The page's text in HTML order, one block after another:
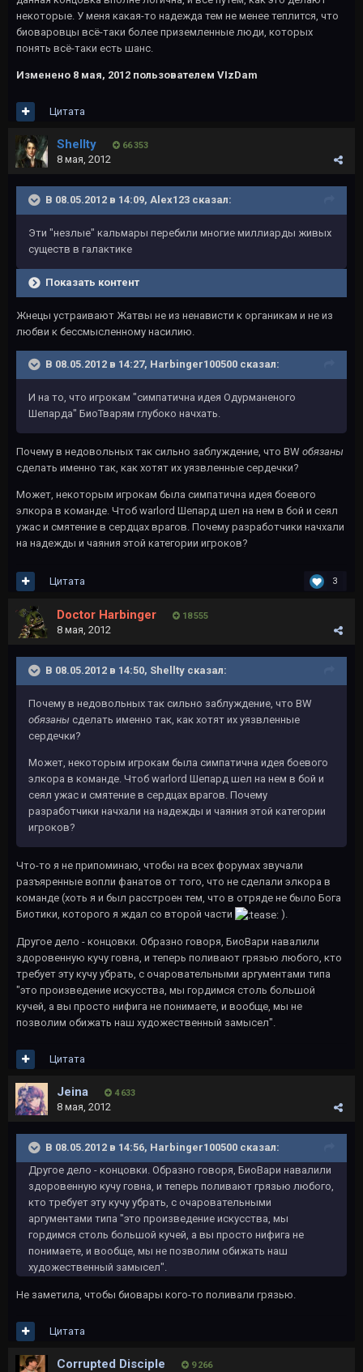
некоторые. У меня какая-то надежда тем не менее теплится, что
биоваровцы всё-таки более приземленные люди, которых
понять всё-таки есть шанс.
Изменено 8 мая, 2012 пользователем VIzDam
Цитата
Shellty 66 353
8 мая, 2012
В 08.05.2012 в 14:09, Alex123 сказал:
Эти "незлые" кальмары перебили многие миллиарды живых
существ в галактике
Показать контент
Жнецы устраивают Жатвы не из ненависти к органикам и не из
любви к бессмысленному насилию.
В 08.05.2012 в 14:27, Harbinger100500 сказал:
И на то, что игрокам "симпатична идея Одурманеного
Шепарда" БиоТварям глубоко начхать.
Почему в недовольных так сильно заблуждение, что BW обязаны
сделать именно так, как хотят их уязвленные сердечки?
Может, некоторым игрокам была симпатична идея боевого
элкора в команде. Чтоб warlord Шепард шел на нем в бой и сеял
ужас и смятение в сердцах врагов. Почему разработчики начхали
на надежды и чаяния этой категории игроков?
3
Цитата
Doctor Harbinger 18 555
8 мая, 2012
В 08.05.2012 в 14:50, Shellty сказал:
Почему в недовольных так сильно заблуждение, что BW
обязаны сделать именно так, как хотят их уязвленные
сердечки?
Может, некоторым игрокам была симпатична идея боевого
элкора в команде. Чтоб warlord Шепард шел на нем в бой и
сеял ужас и смятение в сердцах врагов. Почему
разработчики начхали на надежды и чаяния этой категории
игроков?
Что-то я не припоминаю, чтобы на всех форумах звучали
разъяренные вопли фанатов от того, что не сделали элкора в
команде (хоть я и был расстроен тем, что в отряде не было Бога
Биотики, которого я ждал со второй части
).
Другое дело - концовки. Образно говоря, БиоВари навалили
здоровенную кучу говна, и теперь поливают грязью любого, кто
требует эту кучу убрать, с очаровательными аргументами типа
"это произведение искусства, мы гордимся столь большой
кучей, а вы просто нифига не понимаете, и вообще, мы не
позволим обижать наш художественный замысел".
Цитата
Jeina 4 633
8 мая, 2012
В 08.05.2012 в 14:56, Harbinger100500 сказал:
Другое дело - концовки. Образно говоря, БиоВари навалили
здоровенную кучу говна, и теперь поливают грязью любого,
кто требует эту кучу убрать, с очаровательными
аргументами типа "это произведение искусства, мы
гордимся столь большой кучей, а вы просто нифига не
понимаете, и вообще, мы не позволим обижать наш
художественный замысел".
Не заметила, чтобы биовары кого-то поливали грязью.
Цитата
Corrupted Disciple 9 266